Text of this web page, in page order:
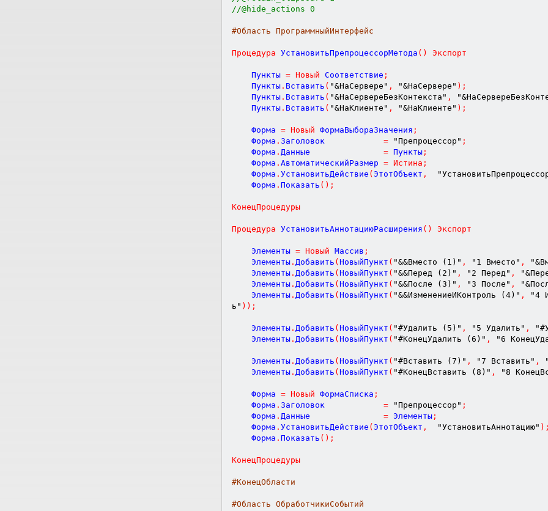
//@hide_actions 0
#Область ПрограммныйИнтерфейс
Процедура УстановитьПрепроцессорМетода ( ) Экспорт
	Пункты
= Новый Соответствие ;
	Пункты
. Вставить ( "&НаСервере" , "&НаСервере" ) ;
	Пункты
. Вставить ( "&НаСервереБезКонтекста" ,
	Пункты
. Вставить ( "&НаКлиенте" , "&НаКлиенте" ) ;
	Форма
= Новый ФормаВыбораЗначения ;
	Форма
. Заголовок = "Препроцессор" ;
	Форма
. Данные = Пункты ;
	Форма
. АвтоматическийРазмер = Истина ;
	Форма
. УстановитьДействие ( ЭтотОбъект ,
	Форма
. Показать ( ) ;
КонецПроцедуры
Процедура УстановитьАннотациюРасширения ( ) Экспорт
	Элементы
= Новый Массив ;
	Элементы
. Добавить ( НовыйПункт ( "&&Вместо (1)" , "1 Вместо" ,
	Элементы
. Добавить ( НовыйПункт ( "&&Перед (2)" , "2 Перед" ,
	Элементы
. Добавить ( НовыйПункт ( "&&После (3)" , "3 После" ,
	Элементы
. Добавить ( НовыйПункт ( "&&ИзменениеИКонтроль (4)" , "4
ь" ) ) ;
	Элементы
. Добавить ( НовыйПункт ( "#Удалить (5)" , "5 Удалить" ,
	Элементы
. Добавить ( НовыйПункт ( "#КонецУдалить (6)" , "6
	Элементы
. Добавить ( НовыйПункт ( "#Вставить (7)" , "7 Вставить" ,
	Элементы
. Добавить ( НовыйПункт ( "#КонецВставить (8)" , "8
	Форма
= Новый ФормаСписка ;
	Форма
. Заголовок = "Препроцессор" ;
	Форма
. Данные = Элементы ;
	Форма
. УстановитьДействие ( ЭтотОбъект , "УстановитьАннотацию" ) ;
	Форма
. Показать ( ) ;
КонецПроцедуры
#КонецОбласти
#Область ОбработчикиСобытий